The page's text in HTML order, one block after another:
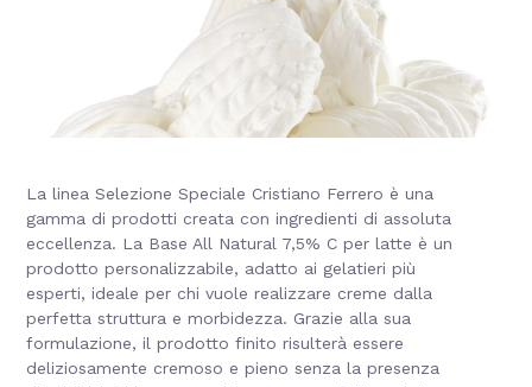
La linea Selezione Speciale Cristiano Ferrero è una
gamma di prodotti creata con ingredienti di assoluta
eccellenza. La Base All Natural 7,5% C per latte è un
prodotto personalizzabile, adatto ai gelatieri più
esperti, ideale per chi vuole realizzare creme dalla
perfetta struttura e morbidezza. Grazie alla sua
formulazione, il prodotto finito risulterà essere
deliziosamente cremoso e pieno senza la presenza